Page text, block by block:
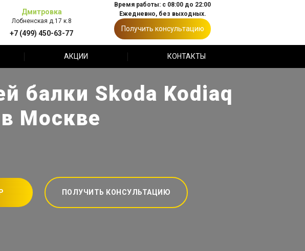
Дмитровка
Лобненская д.17 к.8
+7 (499) 450-63-77
Время работы: с 08:00 до 22:00
Ежедневно, без выходных.
Получить консультацию
АКЦИИ КОНТАКТЫ
балки Skoda Kodiaq
Москве
ПОЛУЧИТЬ КОНСУЛЬТАЦИЮ